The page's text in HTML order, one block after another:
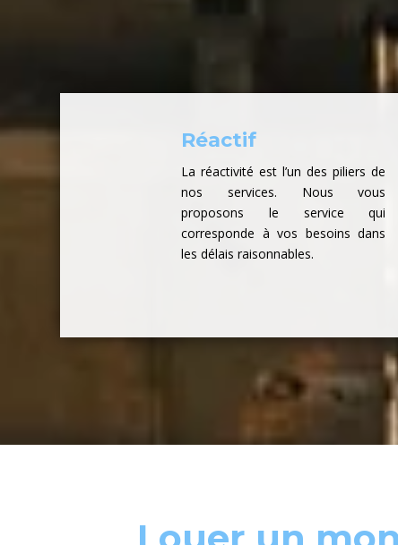
Réactif
La réactivité est l’un des piliers de
nos services. Nous vous
proposons le service qui
corresponde à vos besoins dans
les délais raisonnables.